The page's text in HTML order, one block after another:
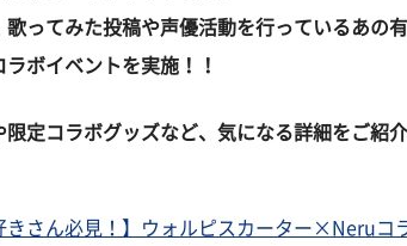
歌ってみた投稿や声優活動を行っているあの
ボイベントを実施！！
限定コラボグッズなど、気になる詳細をご紹
さん必見！】ウォルピスカーター×Neruコ